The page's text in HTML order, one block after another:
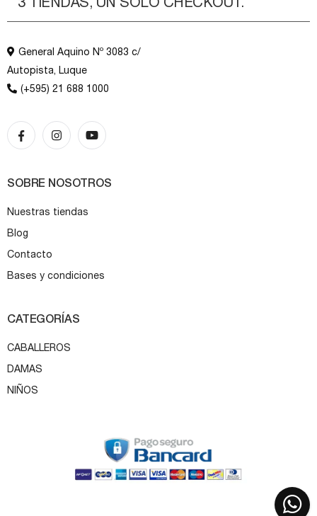
General Aquino Nº 3083 c/
Autopista, Luque
(+595) 21 688 1000
SOBRE NOSOTROS
Nuestras tiendas
Blog
Contacto
Bases y condiciones
CATEGORÍAS
CABALLEROS
DAMAS
NIÑOS